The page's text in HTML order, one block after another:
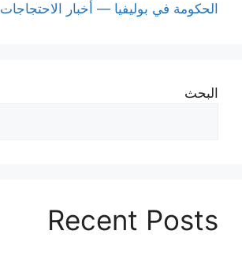
الحكومة في بوليفيا — أخبار الاحتجاجات
البحث
Recent Posts